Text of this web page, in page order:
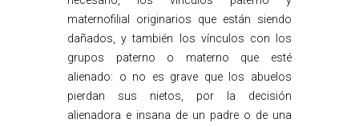
maternofilial originarios que están siendo
dañados, y también los vínculos con los
grupos paterno o materno que esté
alienado: o no es grave que los abuelos
pierdan sus nietos, por la decisión
alienadora e insana de un padre o de una